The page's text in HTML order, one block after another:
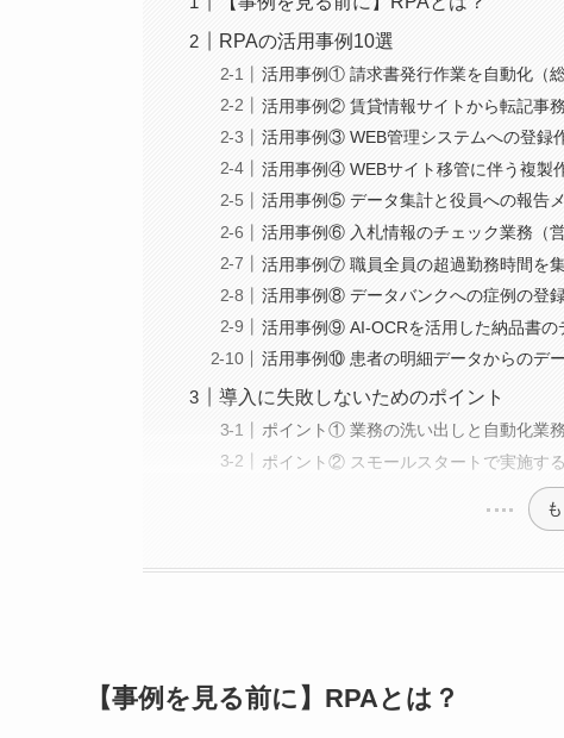
RPAの活用事例10選
活用事例① 請求書発行作業を自動化（総
活用事例② 賃貸情報サイトから転記事
活用事例③ WEB管理システムへの登録
活用事例④ WEBサイト移管に伴う複製
活用事例⑤ データ集計と役員への報告
活用事例⑥ 入札情報のチェック業務（営
活用事例⑦ 職員全員の超過勤務時間を
活用事例⑧ データバンクへの症例の登録
活用事例⑨ AI-OCRを活用した納品書の
活用事例⑩ 患者の明細データからのデ
導入に失敗しないためのポイント
ポイント① 業務の洗い出しと自動化業
ポイント② スモールスタートで実施する
【事例を見る前に】RPAとは？